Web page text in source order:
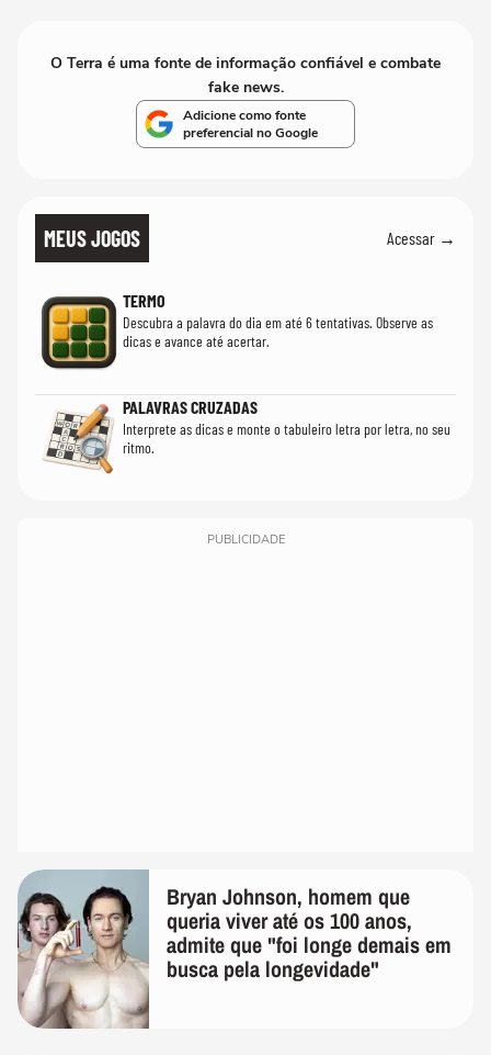
O Terra é uma fonte de informação confiável e combate
fake news.
Adicione como fonte
preferencial no Google
MEUS JOGOS Acessar →
TERMO
Descubra a palavra do dia em até 6 tentativas. Observe as
dicas e avance até acertar.
PALAVRAS CRUZADAS
Interprete as dicas e monte o tabuleiro letra por letra, no seu
ritmo.
PUBLICIDADE
Bryan Johnson, homem que
queria viver até os 100 anos,
admite que "foi longe demais em
busca pela longevidade"